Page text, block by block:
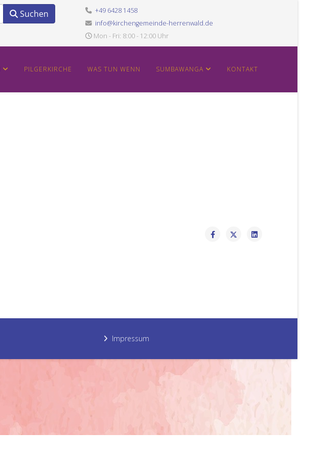
Suchen
+49 6428 1458
info@kirchengemeinde-herrenwald.de
Mon - Fri: 8:00 - 12:00 Uhr
PILGERKIRCHE WAS TUN WENN SUMBAWANGA KONTAKT
Impressum